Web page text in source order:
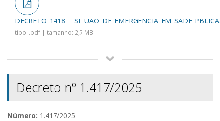
tipo: .pdf | tamanho: 2,7 MB
Decreto nº 1.417/2025
Número: 1.417/2025